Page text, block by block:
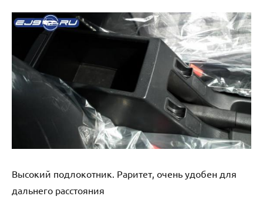
Высокий подлокотник. Раритет, очень удобен для
дальнего расстояния